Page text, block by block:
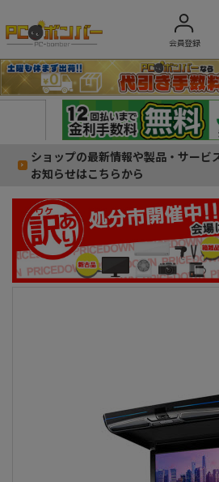
会員登録
ショップの最新情報や製品・サービ
お知らせはこちらから